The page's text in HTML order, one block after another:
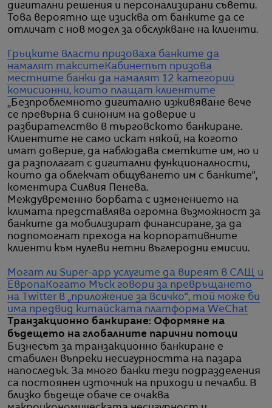
дигитални решения и персонализирани съвети.
Това вероятно ще изисква от банките да се
отличат с нов модел за обслужване на клиенти.
Гръцките власти призоваха банките да
намалят таксите Кабинетът призова
местните банки да намалят 12 категории
комисионни, които плащат клиентите
„Безпроблемното дигитално изживяване вече
се превърна в синоним на доверие и
разбирателство в търговското банкиране.
Клиентите не само искат някой, на когото
имат доверие, да наблюдава сметките им, но и
да разполагат с дигитални функционалности,
които да облекчат общуването им с банките“,
коментира Силвия Пенева.
Междувременно борбата с изменението на
климата представлява огромна възможност за
банките да мобилизират финансиране, за да
подпомогнат прехода на корпоративните
клиенти към нулеви нетни въглеродни емисии.
Могат ли Super-app услугите да виреят в САЩ и
ЕвропаКогато Мъск говори за превръщането
на Twitter в „приложение за всичко“, той може би
има предвид китайската платформа WeChat
Транзакционно банкиране: Оформяне на
бъдещето на глобалните парични потоци
Бизнесът за транзакционно банкиране е
стабилен въпреки несигурността на пазара
напоследък. За много банки тези подразделения
са постоянен източник на приходи и печалби. В
близко бъдеще обаче се очаква